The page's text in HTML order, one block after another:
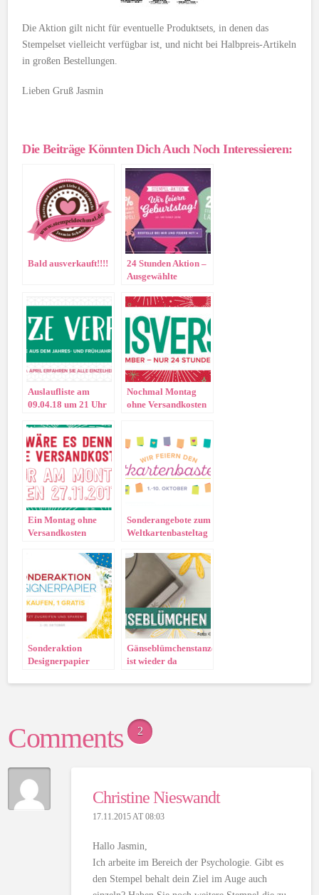
Die Aktion gilt nicht für eventuelle Produktsets, in denen das
Stempelset vielleicht verfügbar ist, und nicht bei Halbpreis-Artikeln
in großen Bestellungen.
Lieben Gruß Jasmin
Die Beiträge Könnten Dich Auch Noch Interessieren:
Bald ausverkauft!!!!
24 Stunden Aktion –
Ausgewählte
reduziert!!
Auslaufliste am
09.04.18 um 21 Uhr
Nochmal Montag
ohne Versandkosten
Ein Montag ohne
Versandkosten
Sonderangebote zum
Weltkartenbasteltag
Sonderaktion
Designerpapier
Gänseblümchenstanze
ist wieder da
Comments 2
Christine Nieswandt
17.11.2015 AT 08:03
Hallo Jasmin,
Ich arbeite im Bereich der Psychologie. Gibt es
den Stempel behalt dein Ziel im Auge auch